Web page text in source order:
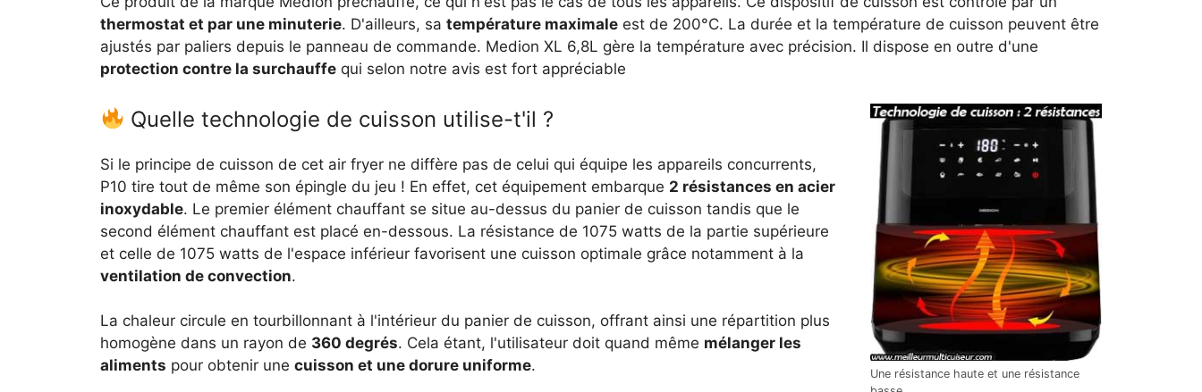
thermostat et par une minuterie. D'ailleurs, sa température maximale est de 200°C. La durée et la température de cuisson peuvent être
ajustés par paliers depuis le panneau de commande. Medion XL 6,8L gère la température avec précision. Il dispose en outre d'une
protection contre la surchauffe qui selon notre avis est fort appréciable
Une résistance haute et une résistance
Quelle technologie de cuisson utilise-t'il ?
Si le principe de cuisson de cet air fryer ne diffère pas de celui qui équipe les appareils concurrents,
P10 tire tout de même son épingle du jeu ! En effet, cet équipement embarque 2 résistances en acier
inoxydable. Le premier élément chauffant se situe au-dessus du panier de cuisson tandis que le
second élément chauffant est placé en-dessous. La résistance de 1075 watts de la partie supérieure
et celle de 1075 watts de l'espace inférieur favorisent une cuisson optimale grâce notamment à la
ventilation de convection.
La chaleur circule en tourbillonnant à l'intérieur du panier de cuisson, offrant ainsi une répartition plus
homogène dans un rayon de 360 degrés. Cela étant, l'utilisateur doit quand même mélanger les
aliments pour obtenir une cuisson et une dorure uniforme.